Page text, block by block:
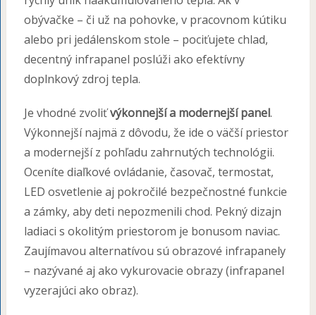
obývačke – či už na pohovke, v pracovnom kútiku
alebo pri jedálenskom stole – pociťujete chlad,
decentný infrapanel poslúži ako efektívny
doplnkový zdroj tepla.
Je vhodné zvoliťvýkonnejší a modernejší panel.
Výkonnejší najmä z dôvodu, že ide o väčší priestor
a modernejší z pohľadu zahrnutých technológii.
Oceníte diaľkové ovládanie, časovač, termostat,
LED osvetlenie aj pokročilé bezpečnostné funkcie
a zámky, aby deti nepozmenili chod. Pekný dizajn
ladiaci s okolitým priestorom je bonusom naviac.
Zaujímavou alternatívou sú obrazové infrapanely
– nazývané aj ako vykurovacie obrazy (infrapanel
vyzerajúci ako obraz).